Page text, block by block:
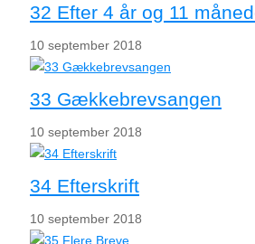
32 Efter 4 år og 11
10 september 2018
33 Gækkebrevsangen
10 september 2018
34 Efterskrift
10 september 2018